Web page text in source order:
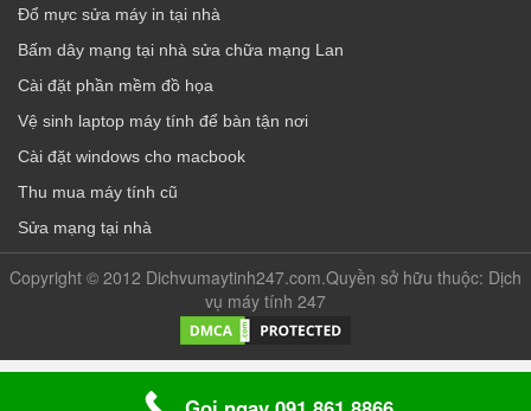
Đổ mực sửa máy in tại nhà
Bấm dây mạng tại nhà sửa chữa mạng Lan
Cài đặt phần mềm đồ họa
Vệ sinh laptop máy tính để bàn tận nơi
Cài đặt windows cho macbook
Thu mua máy tính cũ
Sửa mạng tại nhà
Copyright © 2012 Dichvumaytinh247.com.Quyền sở hữu thuộc: Dịch
vụ máy tính 247